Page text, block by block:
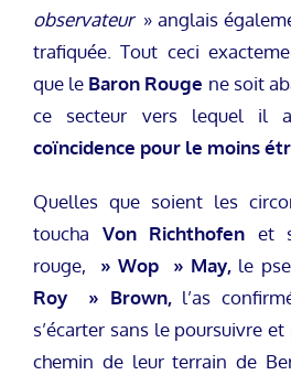
observateur» anglais
trafiquée. Tout ceci
que le Baron Rouge ne soit
ce secteur vers lequel il
coïncidence pour le moins
Quelles que soient les
toucha Von Richthofen et
rouge,
» Wop » May, le
Roy » Brown,l’as
s’écarter sans le poursuivre
chemin de leur terrain de